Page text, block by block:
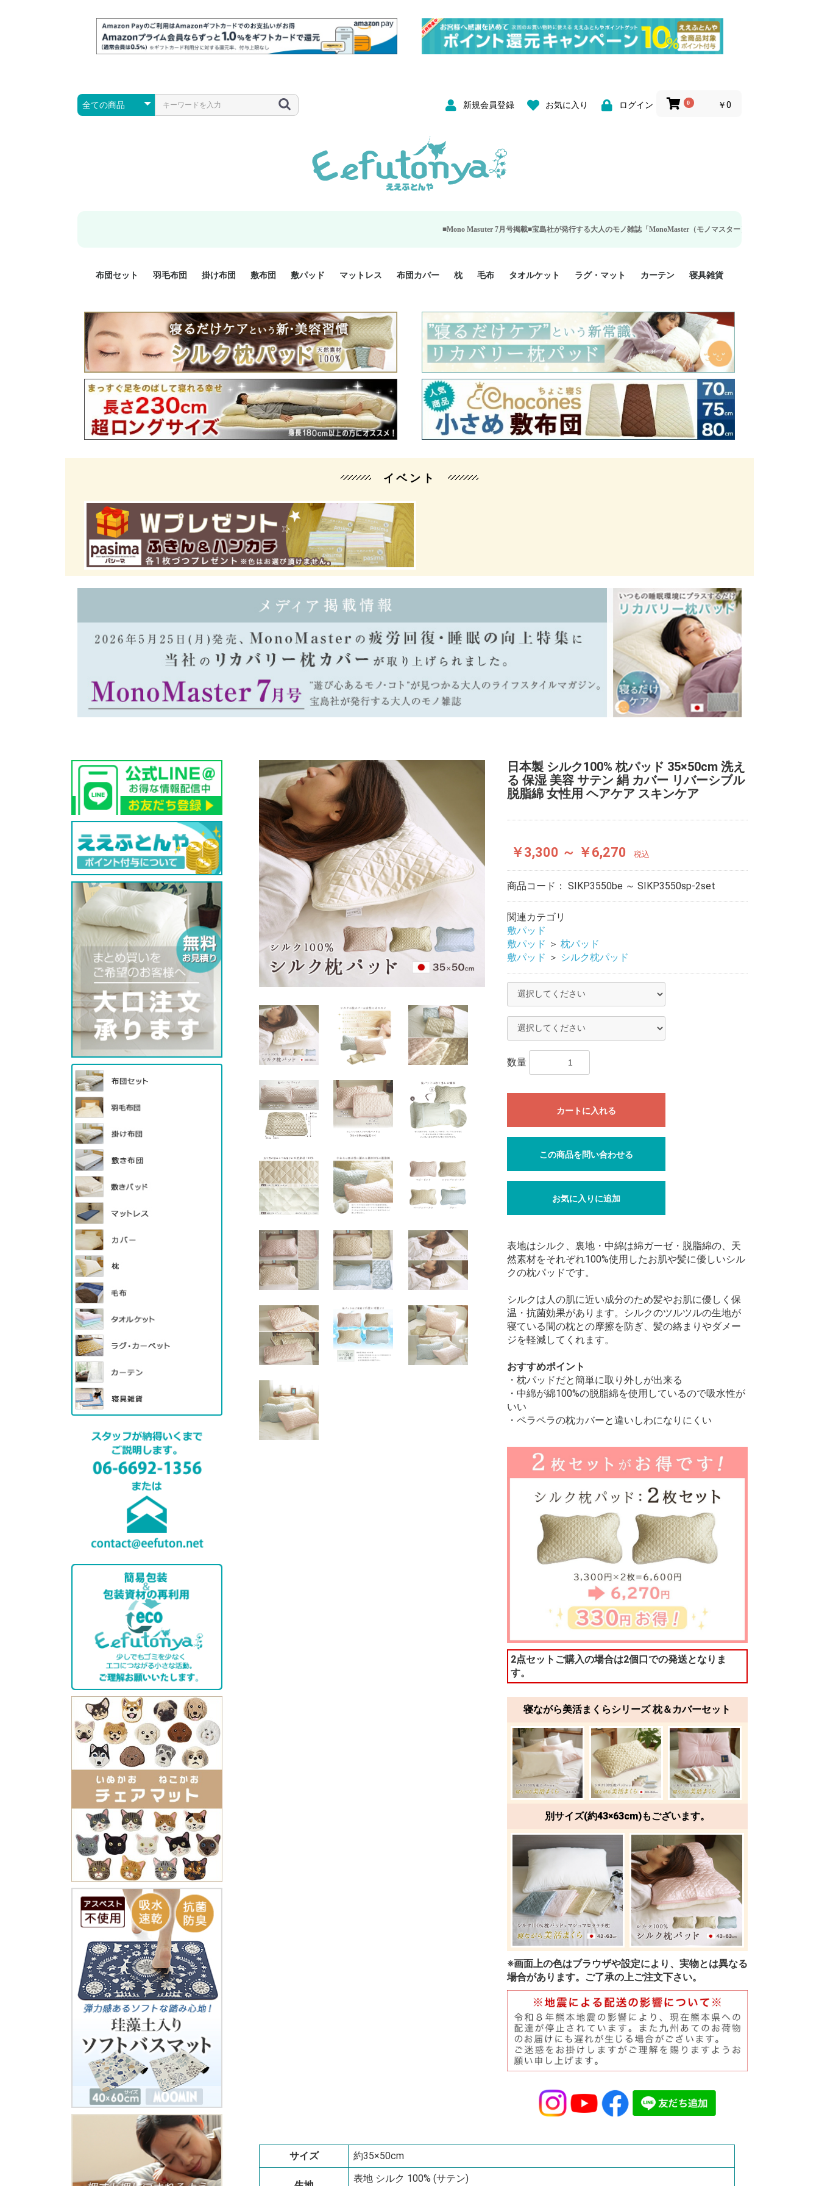
新規会員登録 お気に入り ログイン 0 ￥0
■Mono Masuter 7月号掲載■宝島社が発行する大人のモノ雑誌「MonoMaster（モノマスター）」の疲労回復・睡眠の向上特集に当社
布団セット
羽毛布団セット 2点セット
3点セット
4点セット
5点セット
6点セット
エクセルゴールド
ロイヤルゴールド
マザーダックダウン
小さい布団セット
大きい布団セット
掛け布団セット 2点セット
3点セット
4点セット
6点セット
敷布団セット 2点セット
3点セット
羽毛布団
プレミアムゴールド
ロイヤルゴールド
エクセルゴールド
ニューゴールド
マザーダックダウン
マザーグースダウン
スーパーロングサイズ
洗える羽毛布団
肌掛け布団
掛け布団
防ダニ掛け布団
洗える掛け布団
小さい掛け布団
大きい掛け布団
肌掛け布団
敷布団
防ダニ敷布団
小さい敷布団 70cm幅 ミニシングル
75cm幅 ショートセミシ
ングル
80cm幅 セミシングル
大きい敷布団
機能性敷布団
敷パッド
シングルサイズ敷パッド
小さい敷パッド
大きい敷パッド
シルク敷パッド
枕パッド
シルク枕パッド
除湿シート
接触冷感パッド
暖かパッド
ガーゼケット
オーガニックコットン
ベッドパッド
パッドセット
マットレス 布団カバー
掛け布団カバー ジュニア 掛け布団カバー
シングル 掛け布団カバー
シングルロング 掛け布団
カバー
セミダブル 掛け布団カバ
ー
ダブル 掛け布団カバー
ダブルロング 掛け布団カ
バー
クィーン 掛け布団カバー
暖か 掛け布団カバー
敷布団カバー ジュニア 敷布団カバー
セミシングル 敷布団カバ
ー
シングル 敷布団カバー
シングルロング 敷布団カ
バー
ダブル 敷布団カバー
枕カバー 35x50cm 枕カバー
43x63cm 枕カバー
50x70cm 枕カバー
シルク 枕カバー
BOXシーツ シングル BOXシーツ
シングルロング BOXシー
ツ
セミダブル BOXシーツ
ダブル BOXシーツ
スーパーロング BOXシー
ツ
防ダニカバー
クッションカバー
オーガニックコットン
カバーセット カバー2点セット
カバー3点セット
枕
小さめ 35×50cm
やや小さめ 35×55cm
普通 43×63cm
大きめ 50×70cm
パイプ枕
高反発枕
低反発枕
機能性枕・その他枕
毛布 タオルケット
ハーフサイズ
シングルサイズ
セミダブルサイズ
ダブルサイズ
接触冷感
天然素材 綿100%
ラグ・マット カーテン
既成カーテンのサイズ
遮光カーテン
レース・シアーカーテン
Disney ディズニーカーテ
ン
MOOMIN ムーミンカーテ
ン
PEANUTS ピーナツカー
テン (SNOOPY スヌーピ
ー)
寝具雑貨
美容・化粧品
シルク寝具・雑貨
HURONテクノロジー リ
カバリー寝具
ソファカバー
ひざ掛け
パジャマ
クッション
玄関・フロアーマット
ペット用ベッド
インテリア
その他寝具雑貨
イベント
日本製 シルク100% 枕パッド 35×50cm 洗え
る 保湿 美容 サテン 絹 カバー リバーシブル
脱脂綿 女性用 ヘアケア スキンケア
￥3,300 ～ ￥6,270 税込
商品コード： SIKP3550be ～ SIKP3550sp-2set
関連カテゴリ
敷パッド
敷パッド ＞ 枕パッド
敷パッド ＞ シルク枕パッド
数量
カートに入れる
この商品を問い合わせる
お気に入りに追加
表地はシルク、裏地・中綿は綿ガーゼ・脱脂綿の、天
然素材をそれぞれ100%使用したお肌や髪に優しいシル
クの枕パッドです。
シルクは人の肌に近い成分のため髪やお肌に優しく保
温・抗菌効果があります。シルクのツルツルの生地が
寝ている間の枕との摩擦を防ぎ、髪の絡まりやダメー
ジを軽減してくれます。
おすすめポイント
・枕パッドだと簡単に取り外しが出来る
・中綿が綿100%の脱脂綿を使用しているので吸水性が
いい
・ペラペラの枕カバーと違いしわになりにくい
2点セットご購入の場合は2個口での発送となりま
す。
寝ながら美活まくらシリーズ 枕＆カバーセット
別サイズ(約43×63cm)もございます。
※画面上の色はブラウザや設定により、実物とは異なる
場合があります。ご了承の上ご注文下さい。
サイズ 約35×50cm
表地 シルク 100% (サテン)